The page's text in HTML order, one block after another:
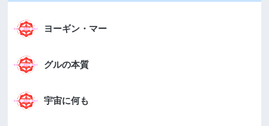
ヨーギン・マー
グルの本質
宇宙に何も